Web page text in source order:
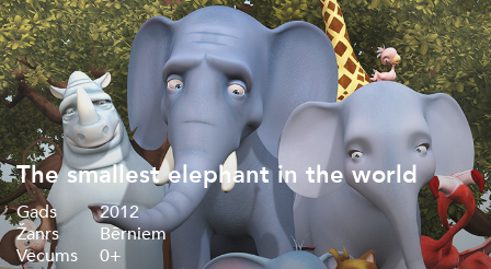
The smallest elephant in the world
Gads
2012
Žanrs
Bērniem
Vecums
0+